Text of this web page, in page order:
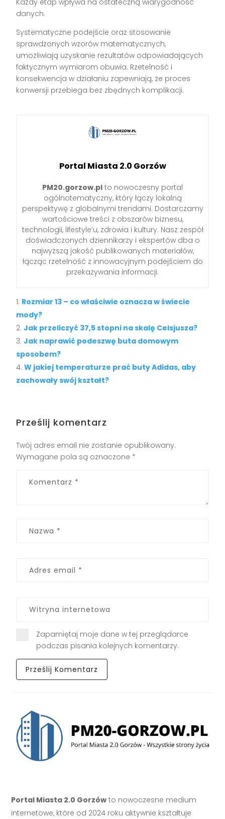
danych.
Systematyczne podejście oraz stosowanie
sprawdzonych wzorów matematycznych,
umożliwiają uzyskanie rezultatów odpowiadających
faktycznym wymiarom obuwia. Rzetelność i
konsekwencja w działaniu zapewniają, że proces
konwersji przebiega bez zbędnych komplikacji.
Portal Miasta 2.0 Gorzów
PM20.gorzow.pl to nowoczesny portal
ogólnotematyczny, który łączy lokalną
perspektywę z globalnymi trendami. Dostarczamy
wartościowe treści z obszarów biznesu,
technologii, lifestyle’u, zdrowia i kultury. Nasz zespół
doświadczonych dziennikarzy i ekspertów dba o
najwyższą jakość publikowanych materiałów,
łącząc rzetelność z innowacyjnym podejściem do
przekazywania informacji.
Rozmiar 13 – co właściwie oznacza w świecie
mody?
Jak przeliczyć 37,5 stopni na skalę Celsjusza?
Jak naprawić podeszwę buta domowym
sposobem?
W jakiej temperaturze prać buty Adidas, aby
zachowały swój kształt?
Prześlij komentarz
Twój adres email nie zostanie opublikowany.
Wymagane pola są oznaczone *
Zapamiętaj moje dane w tej przeglądarce
podczas pisania kolejnych komentarzy.
Portal Miasta 2.0 Gorzów to nowoczesne medium
internetowe, które od 2024 roku aktywnie kształtuje